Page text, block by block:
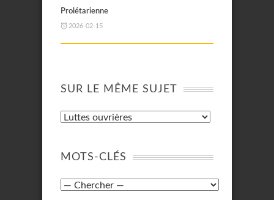
Prolétarienne
2026-02-15
SUR LE MÊME SUJET
MOTS-CLÉS